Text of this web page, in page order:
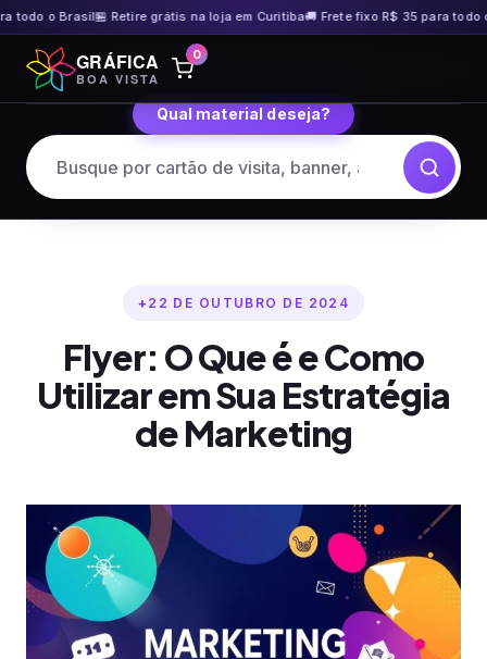
o Brasil🏪 Retire grátis na loja em Curitiba🚚 Frete fixo R$ 35 para todo o
Pular
para
o
GRÁFICA
BOA VISTA
0
Qual material deseja?
22 DE OUTUBRO DE 2024
Flyer: O Que é e Como
Utilizar em Sua Estratégia
de Marketing